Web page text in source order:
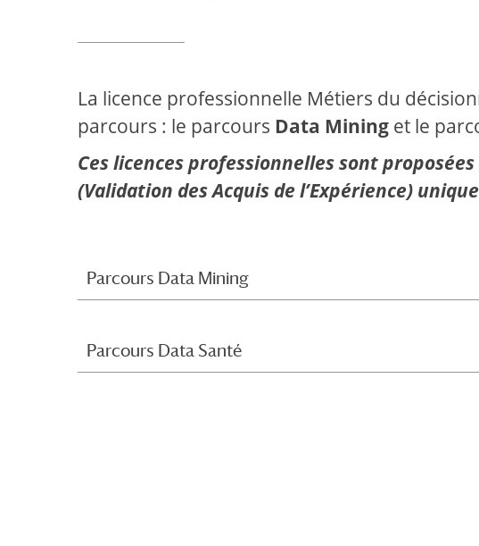
La licence professionnelle Métiers du
parcours : le parcours Data Mining et le
Ces licences professionnelles sont
(Validation des Acquis de l’Expérience)
Parcours Data Mining
Parcours Data Santé